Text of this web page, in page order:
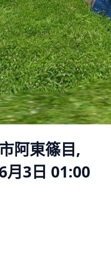
阿東篠目,
月3日 01:00